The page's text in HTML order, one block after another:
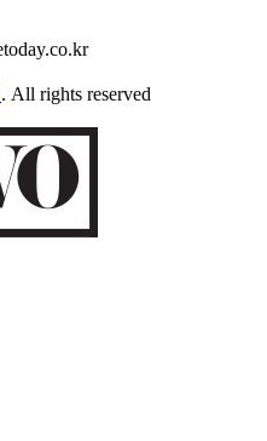
. All rights reserved